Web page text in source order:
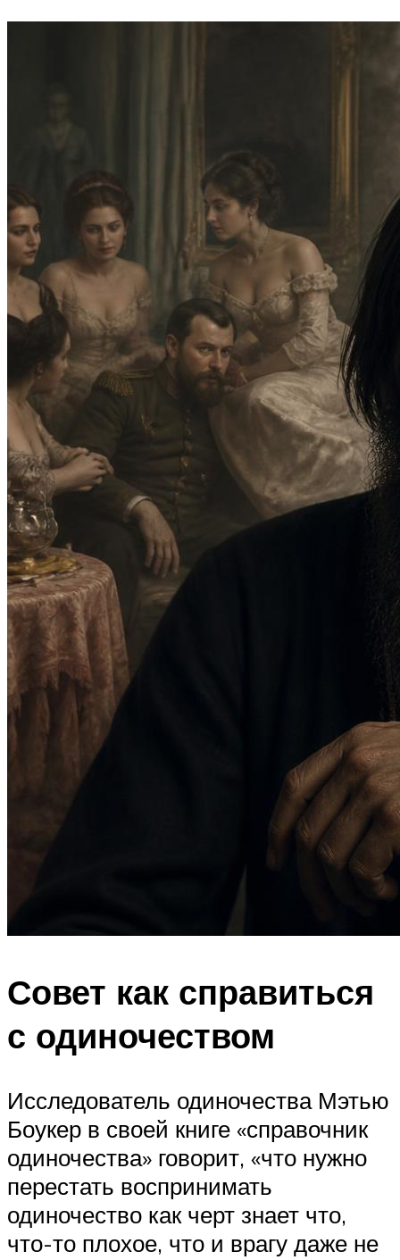
Совет как справиться
с одиночеством
Исследователь одиночества Мэтью
Боукер в своей книге «справочник
одиночества» говорит, «что нужно
перестать воспринимать
одиночество как черт знает что,
что-то плохое, что и врагу даже не